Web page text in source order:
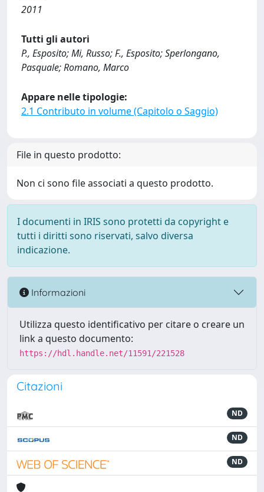
2011
Tutti gli autori
P., Esposito; Mi, Russo; F., Esposito; Sperlongano,
Pasquale; Romano, Marco
Appare nelle tipologie:
2.1 Contributo in volume (Capitolo o Saggio)
File in questo prodotto:
Non ci sono file associati a questo prodotto.
I documenti in IRIS sono protetti da copyright e
tutti i diritti sono riservati, salvo diversa
indicazione.
Informazioni
Utilizza questo identificativo per citare o creare un
link a questo documento:
https://hdl.handle.net/11591/221528
Citazioni
ND
ND
ND